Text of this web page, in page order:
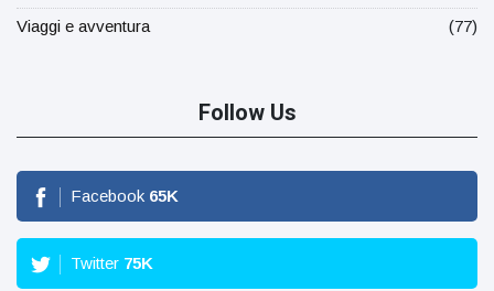
Viaggi e avventura
(77)
Follow Us
Facebook 65K
Twitter 75K